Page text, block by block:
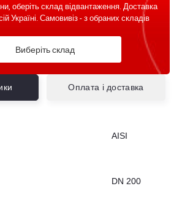
оберіть склад відвантаження. Доставка
Україні. Самовивіз - з обраних складів
Виберіть склад
Оплата і доставка
AISI
DN 200